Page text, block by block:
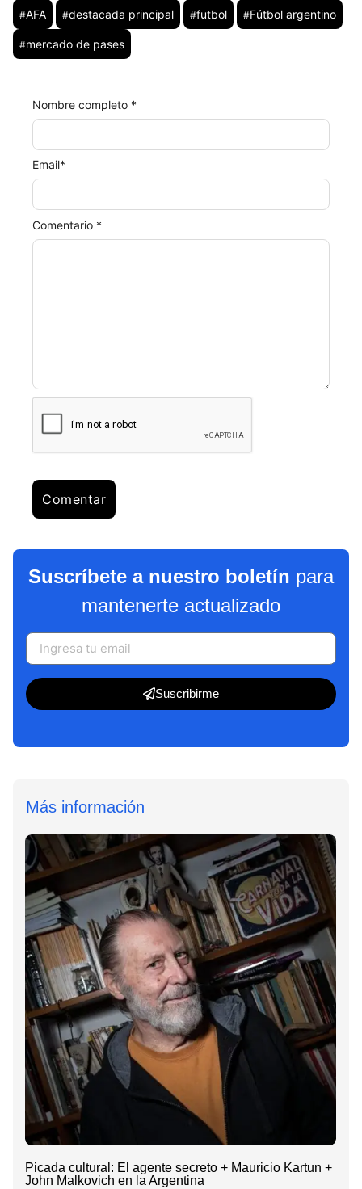
#AFA #destacada principal #futbol #Fútbol argentino
#mercado de pases
Comentario *
Nombre completo *
Email*
Suscríbete a nuestro boletín para
mantenerte actualizado
Suscribirme
Más información
Picada cultural: El agente secreto + Mauricio Kartun +
John Malkovich en la Argentina